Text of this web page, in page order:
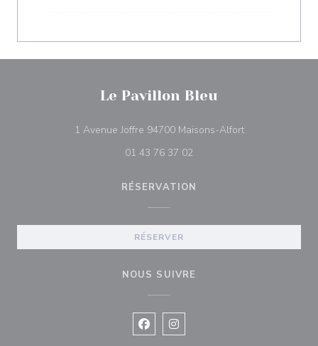
Le Pavillon Bleu
1 Avenue Joffre 94700 Maisons-Alfort((ouvre une
01 43 76 37 02
RÉSERVATION
RÉSERVER
NOUS SUIVRE
Facebook ((ouvre une nouvelle
Instagram ((ouvre une